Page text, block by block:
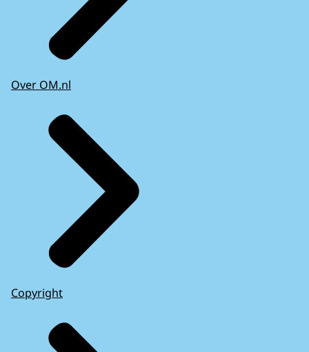
Over OM.nl
Copyright